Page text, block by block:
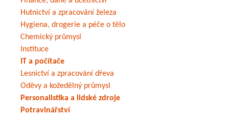
Hutnictví a zpracování železa
Hygiena, drogerie a péče o tělo
Chemický průmysl
Instituce
IT a počítače
Lesnictví a zpracování dřeva
Oděvy a kožedělný průmysl
Personalistika a lidské zdroje
Potravinářství